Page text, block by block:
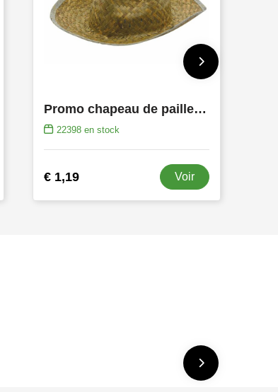
Promo chapeau de paille paglietta
22398 en stock
€ 1,19 Voir